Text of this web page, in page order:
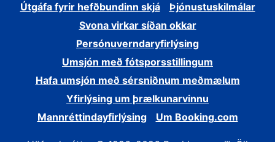
Útgáfa fyrir hefðbundinn skjá
Þjónustuskilmálar
Svona virkar síðan okkar
Persónuverndaryfirlýsing
Umsjón með fótsporsstillingum
Hafa umsjón með sérsniðnum meðmælum
Yfirlýsing um þrælkunarvinnu
Mannréttindayfirlýsing
Um Booking.com